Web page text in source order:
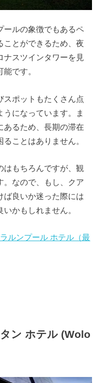
ールの象徴でもあるペ
ことができるため、夜
ナスツインタワーを見
です。
スポットもたくさん点
になっています。ま
あるため、長期の滞在
ことはありません。
はもちろんですが、観
。なので、もし、クア
ば良いか迷った際には
かもしれません。
ルンプール ホテル（最
ン ホテル (Wolo